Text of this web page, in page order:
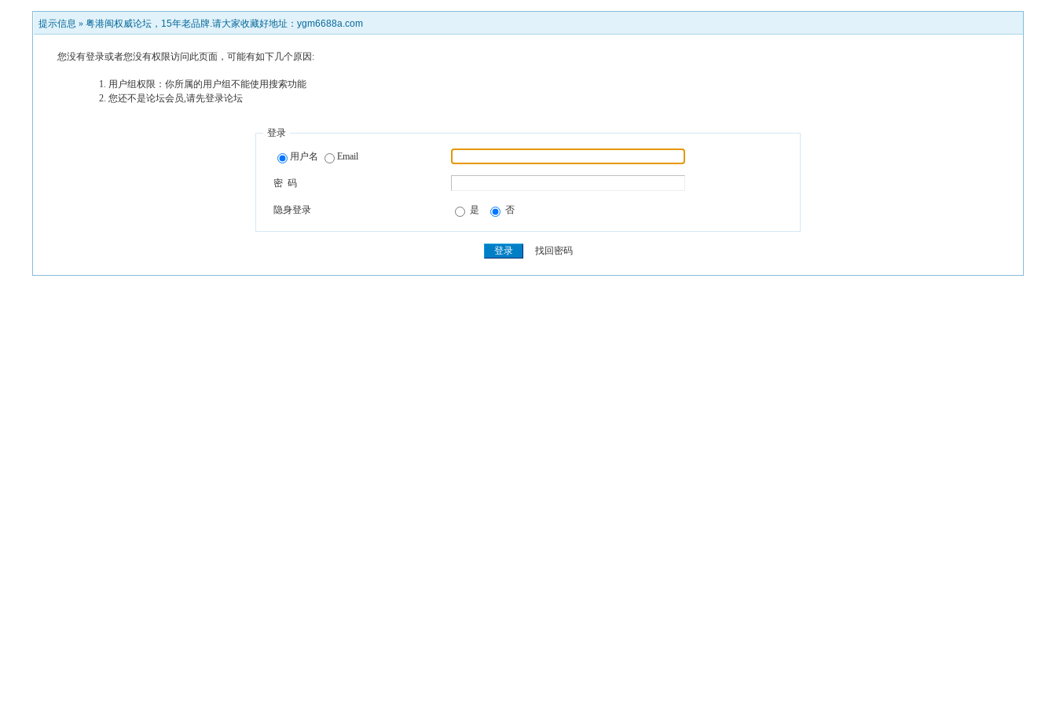
提示信息 » 粤港闽权威论坛，15年老品牌.请大家收藏好地址：ygm6688a.com
您没有登录或者您没有权限访问此页面，可能有如下几个原因:
用户组权限：你所属的用户组不能使用搜索功能
您还不是论坛会员,请先登录论坛
登录
用户名 Email
密 码
隐身登录 是 否
找回密码